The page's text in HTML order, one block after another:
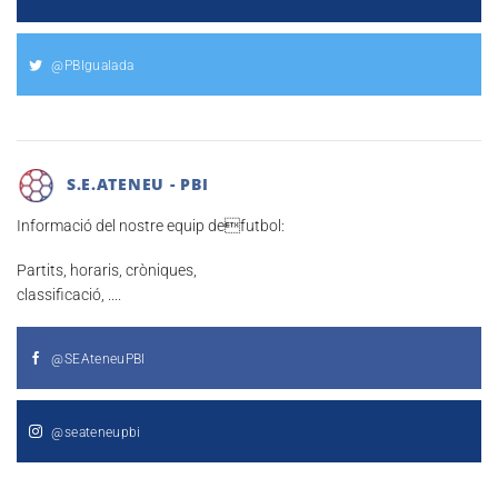
@PBIgualada
S.E.ATENEU - PBI
Informació del nostre equip defutbol:
Partits, horaris, cròniques,
classificació, ....
@SEAteneuPBI
@seateneupbi